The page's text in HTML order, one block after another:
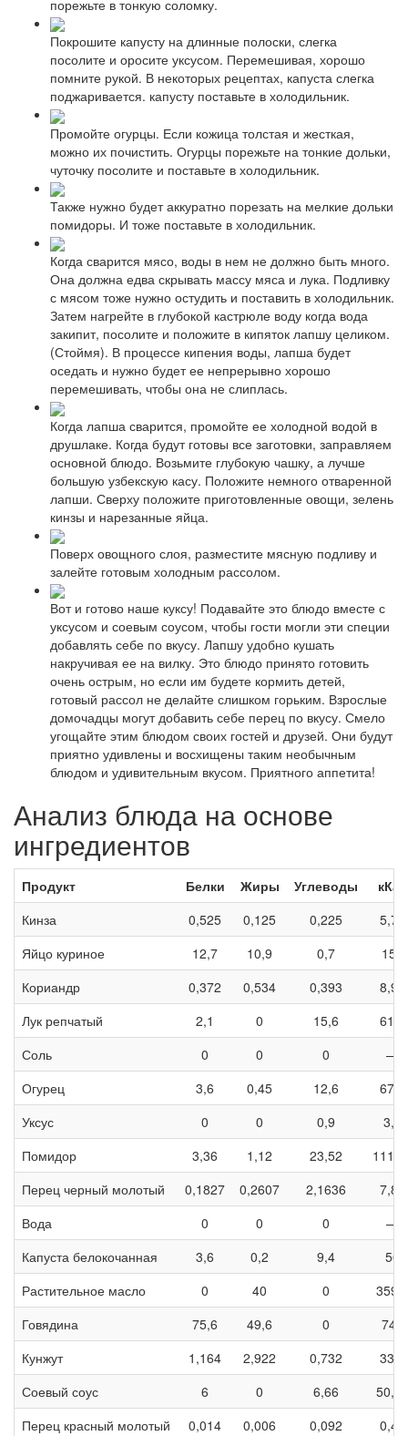
порежьте в тонкую соломку.
Покрошите капусту на длинные полоски, слегка
посолите и оросите уксусом. Перемешивая, хорошо
помните рукой. В некоторых рецептах, капуста слегка
поджаривается. капусту поставьте в холодильник.
Промойте огурцы. Если кожица толстая и жесткая,
можно их почистить. Огурцы порежьте на тонкие дольки,
чуточку посолите и поставьте в холодильник.
Также нужно будет аккуратно порезать на мелкие дольки
помидоры. И тоже поставьте в холодильник.
Когда сварится мясо, воды в нем не должно быть много.
Она должна едва скрывать массу мяса и лука. Подливку
с мясом тоже нужно остудить и поставить в холодильник.
Затем нагрейте в глубокой кастрюле воду когда вода
закипит, посолите и положите в кипяток лапшу целиком.
(Стоймя). В процессе кипения воды, лапша будет
оседать и нужно будет ее непрерывно хорошо
перемешивать, чтобы она не слиплась.
Когда лапша сварится, промойте ее холодной водой в
друшлаке. Когда будут готовы все заготовки, заправляем
основной блюдо. Возьмите глубокую чашку, а лучше
большую узбекскую касу. Положите немного отваренной
лапши. Сверху положите приготовленные овощи, зелень
кинзы и нарезанные яйца.
Поверх овощного слоя, разместите мясную подливу и
залейте готовым холодным рассолом.
Вот и готово наше куксу! Подавайте это блюдо вместе с
уксусом и соевым соусом, чтобы гости могли эти специи
добавлять себе по вкусу. Лапшу удобно кушать
накручивая ее на вилку. Это блюдо принято готовить
очень острым, но если им будете кормить детей,
готовый рассол не делайте слишком горьким. Взрослые
домочадцы могут добавить себе перец по вкусу. Смело
угощайте этим блюдом своих гостей и друзей. Они будут
приятно удивлены и восхищены таким необычным
блюдом и удивительным вкусом. Приятного аппетита!
Анализ блюда на основе
ингредиентов
Продукт Белки Жиры Углеводы
кКал
Кинза
0,525 0,125 0,225
5,75
Яйцо куриное
12,7 10,9 0,7
157
Кориандр
0,372 0,534 0,393
8,94
Лук репчатый
2,1 0 15,6
61,5
Соль
0 0 0
—
Огурец
3,6 0,45 12,6
67,5
Уксус
0 0 0,9
3,3
Помидор
3,36 1,12 23,52
Перец черный молотый
0,1827 0,2607 2,1636
7,89
Вода
0 0 0
—
Капуста белокочанная
3,6 0,2 9,4
56
Растительное масло
0 40 0
359,2
Говядина
75,6 49,6 0
748
Кунжут
1,164 2,922 0,732
33,9
Соевый соус
6 0 6,66
50,66
Перец красный молотый
0,014 0,006 0,092
0,42